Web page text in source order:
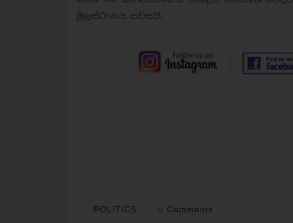
මූලස්ථානය පවසයි.
POLITICS 0 Comments